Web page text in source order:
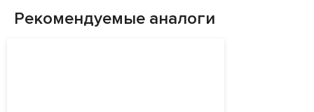
Рекомендуемые аналоги